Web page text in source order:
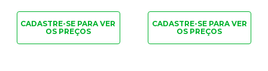
CADASTRE-SE PARAVER
OS PREÇOS
CADASTRE-SE PARAVER
OS PREÇOS